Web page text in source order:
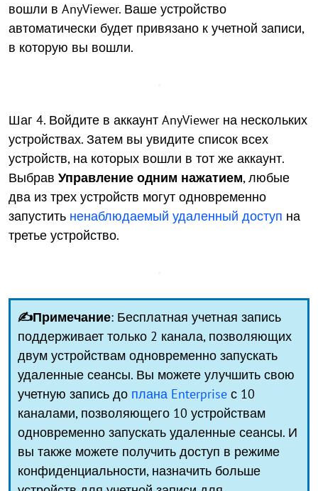
вошли в AnyViewer. Ваше устройство
автоматически будет привязано к учетной записи,
в которую вы вошли.
Шаг 4. Войдите в аккаунт AnyViewer на нескольких
устройствах. Затем вы увидите список всех
устройств, на которых вошли в тот же аккаунт.
Выбрав Управление одним нажатием, любые
два из трех устройств могут одновременно
запустить ненаблюдаемый удаленный доступ на
третье устройство.
✍Примечание: Бесплатная учетная запись
поддерживает только 2 канала, позволяющих
двум устройствам одновременно запускать
удаленные сеансы. Вы можете улучшить свою
учетную запись до плана Enterprise с 10
каналами, позволяющего 10 устройствам
одновременно запускать удаленные сеансы. И
вы также можете получить доступ в режиме
конфиденциальности, назначить больше